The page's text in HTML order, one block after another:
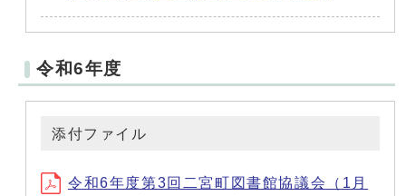
令和6年度
添付ファイル
令和6年度第3回二宮町図書館協議会（1月